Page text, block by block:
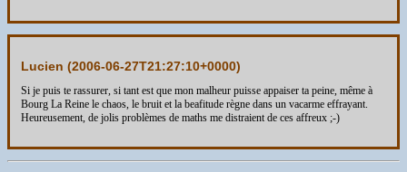
Lucien (2006-06-27T21:27:10+0000)
Si je puis te rassurer, si tant est que mon malheur puisse appaiser ta peine, même à
Bourg La Reine le chaos, le bruit et la beafitude règne dans un vacarme effrayant.
Heureusement, de jolis problèmes de maths me distraient de ces affreux ;-)